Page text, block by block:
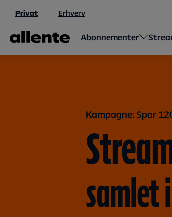
Til hovedindhold
Privat Erhverv
Abonnementer
Kampagne: Spar
samlet